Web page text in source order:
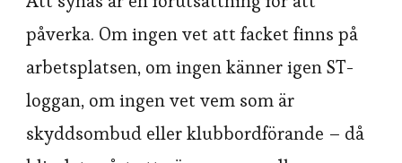
påverka. Om ingen vet att facket finns på
arbetsplatsen, om ingen känner igen ST-
loggan, om ingen vet vem som är
skyddsombud eller klubbordförande – då